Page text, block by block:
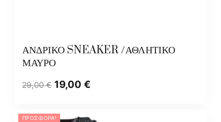
ΑΝΔΡΙΚΟ SNEAKER /ΑΘΛΗΤΙΚΟ
ΜΑΥΡΟ
29,00€ 19,00 €
ΠΡΟΣΦΟΡΆ!